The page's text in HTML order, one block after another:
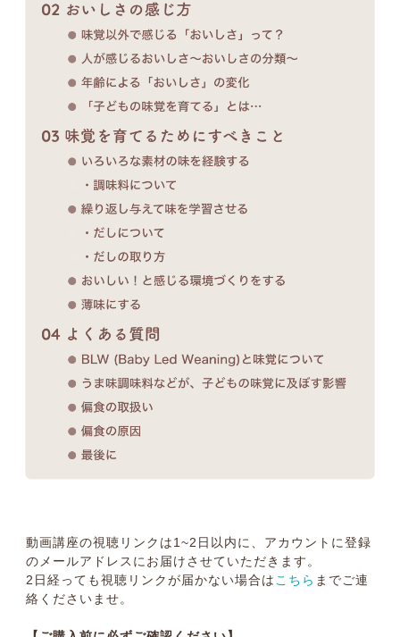
動画講座の視聴リンクは1~2日以内に、アカウントに登録
のメールアドレスにお届けさせていただきます。
2日経っても視聴リンクが届かない場合は こちら までご連
絡くださいませ。